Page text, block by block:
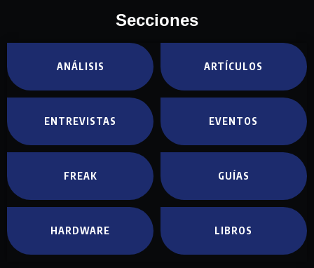
Secciones
ANÁLISIS ARTÍCULOS
ENTREVISTAS EVENTOS
FREAK GUÍAS
HARDWARE LIBROS